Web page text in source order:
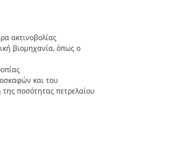
ακτινοβολίας
βιομηχανία, όπως ο
και του
ποσότητας πετρελαίου